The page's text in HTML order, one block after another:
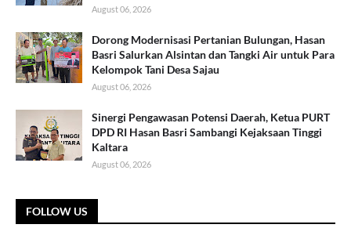
August 06, 2026
Dorong Modernisasi Pertanian Bulungan, Hasan
Basri Salurkan Alsintan dan Tangki Air untuk Para
Kelompok Tani Desa Sajau
August 06, 2026
Sinergi Pengawasan Potensi Daerah, Ketua PURT
DPD RI Hasan Basri Sambangi Kejaksaan Tinggi
Kaltara
August 06, 2026
FOLLOW US